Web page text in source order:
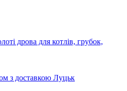
дрова для котлів, грубок,